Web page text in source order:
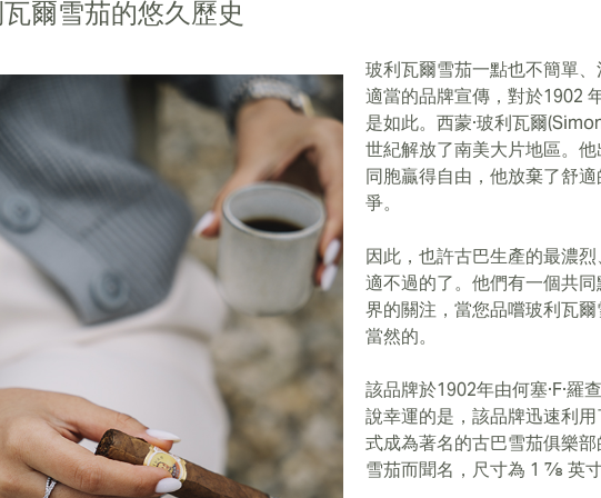
爾雪茄的悠久歷史
玻利瓦爾雪茄一點也不簡單
適當的品牌宣傳，對於1902
是如此。西蒙·玻利瓦爾
世紀解放了南美大片地區。
同胞贏得自由，他放棄了舒
爭。
因此，也許古巴生產的最濃
適不過的了。他們有一個共
界的關注，當您品嚐玻利瓦
當然的。
該品牌於1902年由何塞·F·羅
說幸運的是，該品牌迅速利
式成為著名的古巴雪茄俱樂
雪茄而聞名，尺寸為 1 ⅞ 英寸